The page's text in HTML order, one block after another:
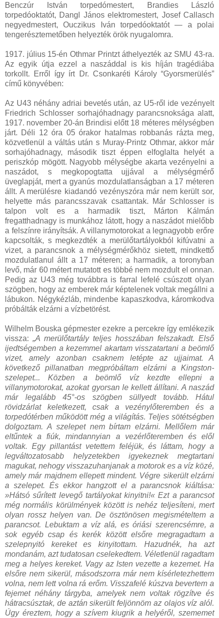
Benczúr István torpedómestert, Brandies László
torpedóoktatót, Dangl János elektromestert, Josef Callasch
negyedmestert, Ouczikus Iván torpedóoktatót — a polai
tengerésztemetőben helyezték örök nyugalomra.
1917. július 15-én Othmar Printzt áthelyezték az SMU 43-ra.
Az egyik útja ezzel a naszáddal is kis híján tragédiába
torkollt. Erről így írt Dr. Csonkaréti Károly “Gyorsmerülés”
című könyvében:
Az U43 néhány adriai bevetés után, az U5-ről ide vezényelt
Friedrich Schlosser sorhajóhadnagy parancsnoksága alatt,
1917. november 20-án Brindisi előtt 18 méteres mélységben
járt. Déli 12 óra 05 órakor hatalmas robbanás rázta meg,
közvetlenül a váltás után s Muray-Printz Othmar, akkor már
sorhajóhadnagy, második tiszt éppen elfoglalta helyét a
periszkóp mögött. Nagyobb mélységbe akarta vezényelni a
naszádot, s megkopogtatta ujjával a mélységmérő
üveglapját, mert a gyanús mozdulatlanságban a 17 méteren
állt. A merülésre kiadandó vezényszóra már nem került sor,
helyette más parancsszavak csattantak. Már Schlosser is
talpon volt es a harmadik tiszt, Márton Kálmán
fregatthadnagy is munkához látott, hogy a naszádot mielőbb
a felszínre irányítsák. A villanymotorokat a legnagyobb erőre
kapcsolták, s megkezdték a merülőtartályokból kifúvatni a
vizet, a parancsnok a mélységmérőkhöz sietett, mindkettő
mozdulatlanul állt a 17 méteren; a harmadik, a toronyban
levő, már 60 métert mutatott es többé nem mozdult el onnan.
Pedig az U43 még továbbra is farral lefelé csúszott olyan
szögben, hogy az emberek már képtelenek voltak megállni a
lábukon. Négykézláb, mindenbe kapaszkodva, káromkodva
próbálták elzárni a vízbetörést.
Wilhelm Bouska gépmester ezekre a percekre így emlékezik
vissza: „A merülőtartály teljes hosszában felszakadt. Első
ijedtségemben a kezemmel akartam visszatartani a beömlő
vizet, amely azonban csaknem letépte az ujjaimat. A
következő pillanatban megpróbáltam elzárni a Kingston-
szelepet... Közben a beömlő víz kezdte ellepni a
villanymotorokat, azokat gyorsan le kellett állítani. A naszád
már legalább 45°-os szögben süllyedt tovább. Hátul
rövidzárlat keletkezett, csak a vezénylőteremben és a
torpedótérben működött még a világítás. Teljes sötétségben
dolgoztam. A szelepet nem bírtam elzárni. Mellőlem már
eltűntek a fiúk, mindannyian a vezérlőteremben és elől
voltak. Egy pillantást vetettem feléjük, és láttam, hogy a
legváltozatosabb helyzetekben igyekeznek megtartani
magukat, nehogy visszazuhanjanak a motorok es a víz közé,
amely már majdnem ellepett mindent. Végre sikerült elzárni
a szelepet. És ekkor hangzott el a parancsnok kiáltása:
»Hátsó sűrített levegő tartályokat kinyitni!« Ezt a parancsot
még normális körülmények között is nehéz teljesíteni, mert
olyan rossz helyen van. De ösztönösen megismételtem a
parancsot. Lebuktam a víz alá, es óriási szerencsémre, a
sok egyéb csap és kerék között elsőre megragadtam a
szelepnyitó kereket es kinyitottam. Hazudnék, ha azt
mondanám, azt tudatosan cselekedtem. Véletlenül ragadtam
meg a helyes kereket. Vagy az Isten vezette a kezemet. Ha
elsőre nem sikerül, másodszorra már nem kísérletezhettem
volna, nem lett volna rá erőm. Visszafelé kúszva bevertem a
fejemet néhány tárgyba, amelyek nem voltak rögzítve és
hátracsúsztak, de aztán sikerült feljönnöm az olajos víz alól.
Úgy éreztem, hogy a szívem kiugrik a helyéről, szememet